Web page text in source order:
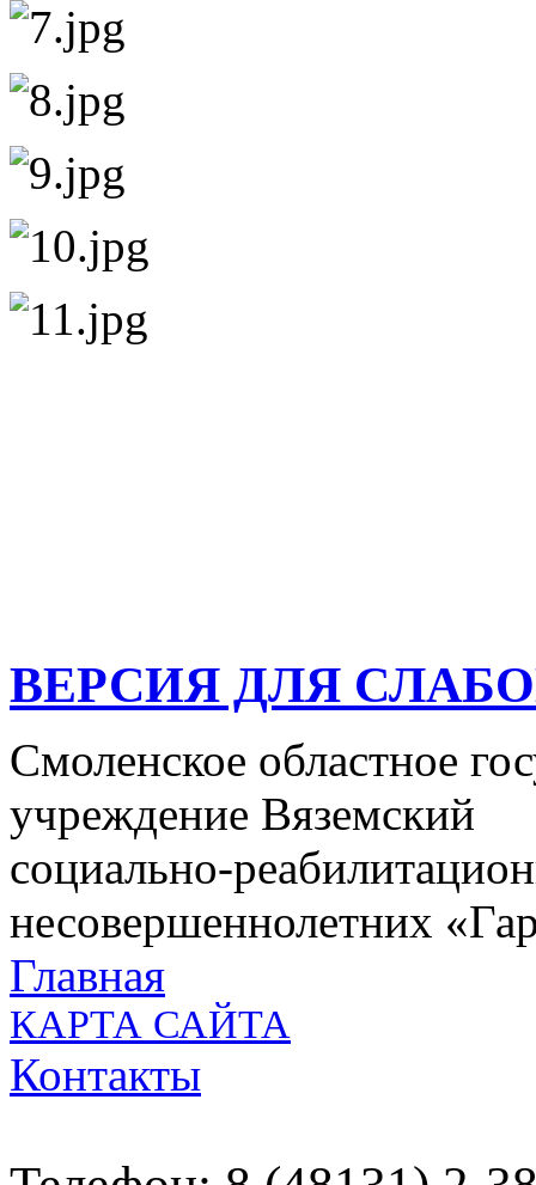
ВЕРСИЯ ДЛЯ
Смоленское областное
учреждение Вяземский
социально-
несовершеннолетних
Главная
КАРТА САЙТА
Контакты